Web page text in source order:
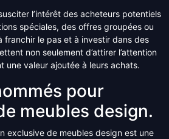
l’intérêt des acheteurs potentiels
spéciales, des offres groupées ou
franchir le pas et à investir dans des
non seulement d’attirer l’attention
une valeur ajoutée à leurs achats.
pour
meubles design.
exclusive de meubles design est une